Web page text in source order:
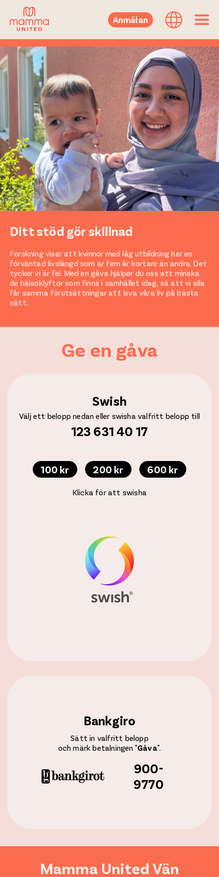
Anmälan
Ditt stöd gör skillnad
Forskning visar att kvinnor med låg utbildning har en
förväntad livslängd som är fem år kortare än andra. Det
tycker vi är fel. Med en gåva hjälper du oss att minska
de hälsoklyftor som finns i samhället idag, så att vi alla
får samma förutsättningar att leva våra liv på bästa
sätt.
Ge en gåva
Bankgiro
Sätt in valfritt belopp
och märk betalningen "Gåva".
900-
9770
Swish
Välj ett belopp nedan eller swisha valfritt belopp till
123 631 40 17
100 kr 200 kr 600 kr
Klicka för att swisha
Mamma United Vän